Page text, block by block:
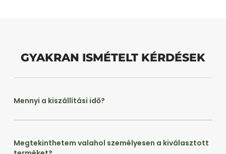
GYAKRAN ISMÉTELT KÉRDÉSEK
Mennyi a kiszállítási idő?
Megtekinthetem valahol személyesen a kiválasztott